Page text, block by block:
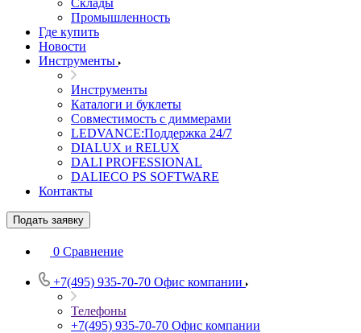
Склады
Промышленность
Где купить
Новости
Инструменты
Инструменты
Каталоги и буклеты
Совместимость с диммерами
LEDVANCE:Поддержка 24/7
DIALUX и RELUX
DALI PROFESSIONAL
DALIECO PS SOFTWARE
Контакты
Подать заявку
0 Сравнение
+7(495) 935-70-70 Офис компании
Телефоны
+7(495) 935-70-70 Офис компании